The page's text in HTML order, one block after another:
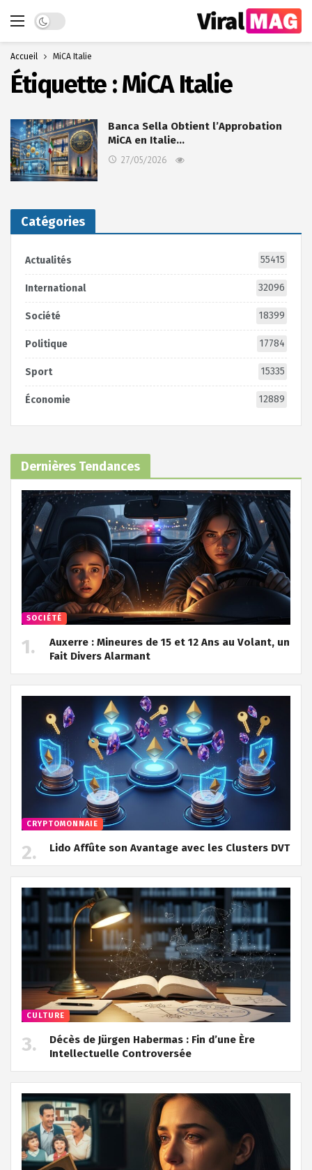
Dark mode
Accueil MiCA Italie
Étiquette :MiCA Italie
Banca Sella Obtient l’Approbation
MiCA en Italie…
27/05/2026
Catégories
Actualités 55415
International 32096
Société 18399
Politique 17784
Sport 15335
Économie 12889
Dernières Tendances
SOCIÉTÉ
Auxerre : Mineures de 15 et 12 Ans au Volant, un
Fait Divers Alarmant
CRYPTOMONNAIE
Lido Affûte son Avantage avec les Clusters DVT
CULTURE
Décès de Jürgen Habermas : Fin d’une Ère
Intellectuelle Controversée